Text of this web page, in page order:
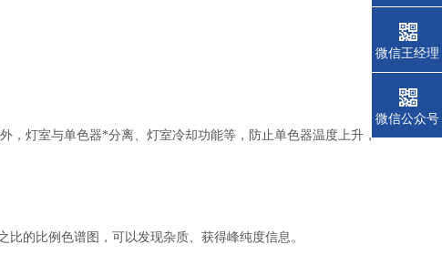
，灯室与单色器*分离、灯室冷却功能等，防止单色器温度上升，
的比例色谱图，可以发现杂质、获得峰纯度信息。
微信王经理
微信公众号